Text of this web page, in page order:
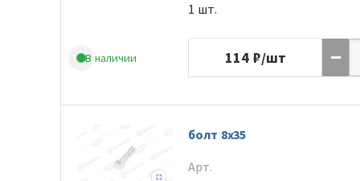
В наличии
1 шт.
114 ₽/шт
болт 8x35
Арт.